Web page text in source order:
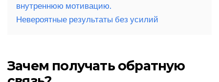
внутреннюю мотивацию.
Невероятные результаты без усилий
Зачем получать обратную